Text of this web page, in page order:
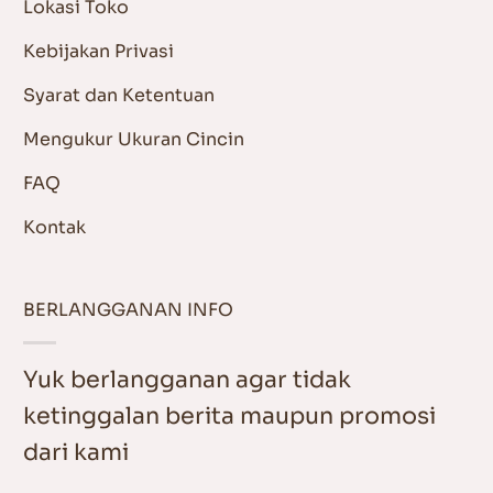
Lokasi Toko
Kebijakan Privasi
Syarat dan Ketentuan
Mengukur Ukuran Cincin
FAQ
Kontak
BERLANGGANAN INFO
Yuk berlangganan agar tidak
ketinggalan berita maupun promosi
dari kami